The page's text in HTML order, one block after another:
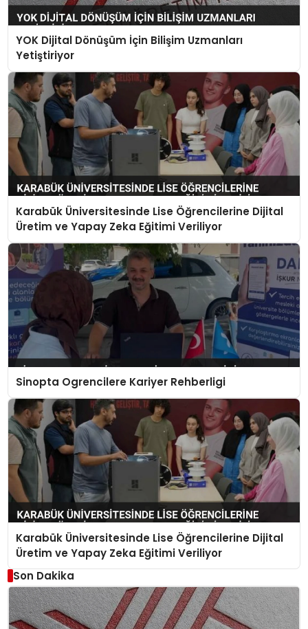
YOK Dijital Dönüşüm İçin Bilişim Uzmanları
Yetiştiriyor
Karabük Üniversitesinde Lise Öğrencilerine Dijital
Üretim ve Yapay Zeka Eğitimi Veriliyor
Sinopta Ogrencilere Kariyer Rehberligi
Karabük Üniversitesinde Lise Öğrencilerine Dijital
Üretim ve Yapay Zeka Eğitimi Veriliyor
Son Dakika